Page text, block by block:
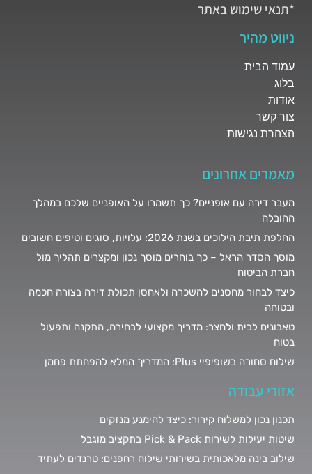
*תנאי שימוש באתר
ניווט מהיר
עמוד הבית
בלוג
אודות
צור קשר
הצהרת נגישות
מאמרים אחרונים
מעבר דירה עם אופניים? כך תשמרו על האופניים שלכם במהלך
ההובלה
החלפת תיבת הילוכים בשנת 2026: עלויות, סוגים וטיפים חשובים
מוסך הסדר הראל – כך בוחרים מוסך נכון ומקצרים תהליך מול
חברת הביטוח
כיצד לבחור מחסנים להשכרה ולאחסן תכולת דירה בצורה חכמה
ובטוחה
טאבונים לבית ולחצר: מדריך מקצועי לבחירה, התקנה ותפעול
בטוח
שילוח סחורה בשופיפיי Plus: המדריך המלא להפחתת פחמן
אזורי עבודה
תכנון נכון למשלוח קירור: כיצד להימנע מנזקים
שיטות יעילות לשירות Pick & Pack בתקציב מוגבל
שילוב בינה מלאכותית בשירותי שילוח רחפנים: טרנדים לעתיד